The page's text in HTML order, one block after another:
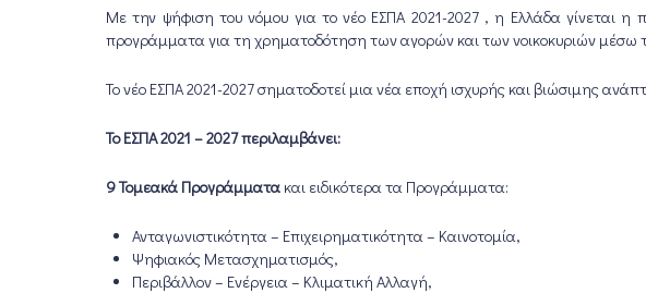
Με την ψήφιση του νόμου για το νέο ΕΣΠΑ 2021-2027 , η Ελλάδα γίνεται
προγράμματα για τη χρηματοδότηση των αγορών και των νοικοκυριών μέσω
Το νέο ΕΣΠΑ 2021-2027 σηματοδοτεί μια νέα εποχή ισχυρής και βιώσιμης
Το ΕΣΠΑ 2021 – 2027 περιλαμβάνει:
9 Τομεακά Προγράμματα και ειδικότερα τα Προγράμματα:
Ανταγωνιστικότητα – Επιχειρηματικότητα – Καινοτομία,
Ψηφιακός Μετασχηματισμός,
Περιβάλλον – Ενέργεια – Κλιματική Αλλαγή,